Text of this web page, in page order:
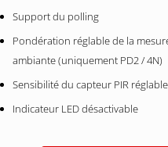
Support du polling
Pondération réglable de la
ambiante (uniquement PD2 / 4N)
Sensibilité du capteur PIR réglable
Indicateur LED désactivable